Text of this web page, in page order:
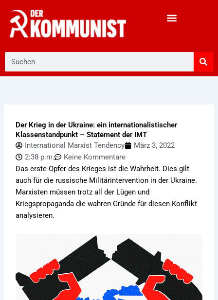
Inhalt
springen
Der Krieg in der Ukraine: ein internationalistischer
Klassenstandpunkt – Statement der IMT
International Marxist Tendency
März 3, 2022
2:38 p.m.
Keine Kommentare
Das erste Opfer des Krieges ist die Wahrheit. Dies gilt
auch für die russische Militärintervention in der Ukraine.
Marxisten müssen trotz all der Lügen und
Kriegspropaganda die wahren Gründe für diesen Konflikt
analysieren.